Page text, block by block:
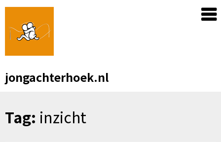
Skip
content
jongachterhoek.nl
Tag: inzicht